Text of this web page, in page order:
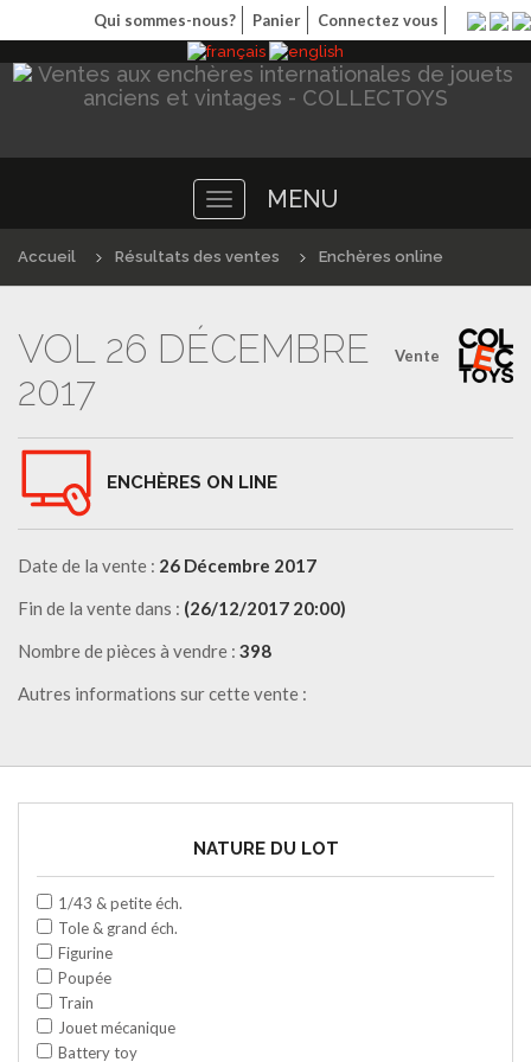
Qui sommes-nous? Panier Connectez vous
Toggle
navigation
MENU
Accueil Résultats des ventes Enchères online
Vente
VOL 26 DÉCEMBRE
2017
ENCHÈRES ON LINE
Date de la vente : 26 Décembre 2017
Fin de la vente dans : (26/12/2017 20:00)
Nombre de pièces à vendre : 398
Autres informations sur cette vente :
NATURE DU LOT
1/43 & petite éch.
Tole & grand éch.
Figurine
Poupée
Train
Jouet mécanique
Battery toy